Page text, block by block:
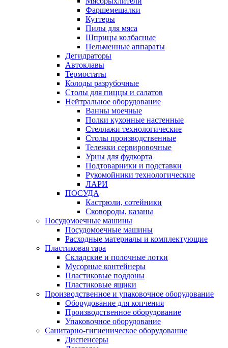
Фаршемешалки
Куттеры
Пилы для мяса
Шприцы колбасные
Пельменные аппараты
Дегидраторы
Автоклавы
Термостаты
Колоды разрубочные
Столы для пиццы и салатов
Нейтральное оборудование
Ванны моечные
Полки кухонные настенные
Стеллажи технологические
Столы производственные
Тележки сервировочные
Урны для фудкорта
Подтоварники и подставки
Рукомойники технологические
ЛАРИ
ПОСУДА
Кастрюли, сотейники
Сковороды, казаны
Посудомоечные машины
Посудомоечные машины
Расходные материалы и комплектующие
Пластиковая тара
Складские и полочные лотки
Мусорные контейнеры
Пластиковые поддоны
Пластиковые ящики
Производственное и упаковочное оборудование
Оборудование для копчения
Производственное оборудование
Упаковочное оборудование
Санитарно-гигиеническое оборудование
Диспенсеры